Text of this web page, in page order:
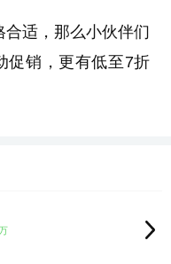
适，那么小伙伴们
促销，更有低至7折